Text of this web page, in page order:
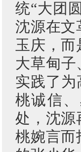
统“大团
沈源在文
玉庆，
大草甸
实践了为
桃诚信
处，沈源
桃婉言而